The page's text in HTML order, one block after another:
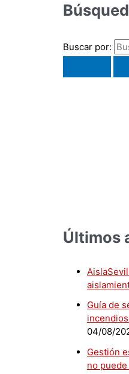
Buscar por:
Últimos
Guía de
04/08/
Gestión
no